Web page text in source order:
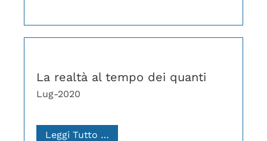
La realtà al tempo dei quanti
Lug-2020
Leggi Tutto …